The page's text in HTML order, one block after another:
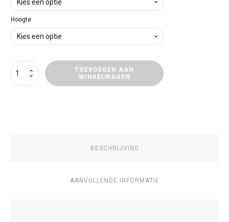
Hoogte
Deurpanelen
Mercedes-
TOEVOEGEN AAN
WINKELWAGEN
BESCHRIJVING
AANVULLENDE INFORMATIE